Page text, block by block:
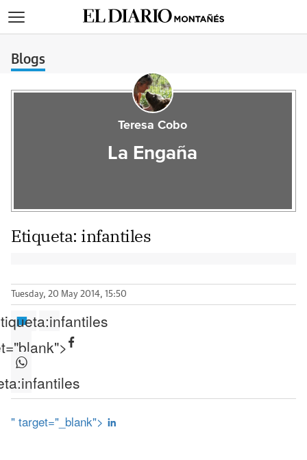
Blogs
Teresa Cobo
La Engaña
Etiqueta: infantiles
Tuesday, 20 May 2014, 15:50
infantiles
infantiles
" target="_blank">